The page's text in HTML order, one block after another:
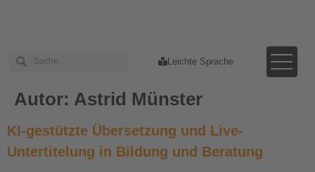
Leichte Sprache
Autor: Astrid Münster
KI-gestützte Übersetzung und Live-
Untertitelung in Bildung und Beratung